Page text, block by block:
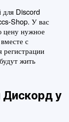
для Discord
Shop. У вас
цену нужное
с
жить
Дискорд у